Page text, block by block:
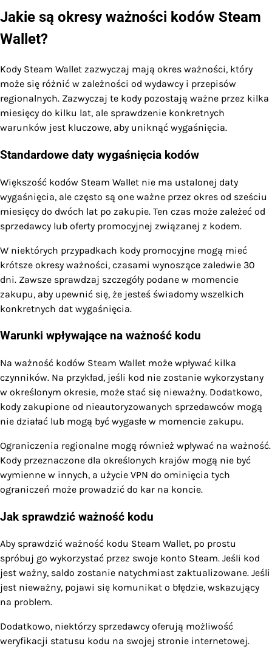
Jakie są okresy ważności kodów Steam
Wallet?
Kody Steam Wallet zazwyczaj mają okres ważności, który
może się różnić w zależności od wydawcy i przepisów
regionalnych. Zazwyczaj te kody pozostają ważne przez kilka
miesięcy do kilku lat, ale sprawdzenie konkretnych
warunków jest kluczowe, aby uniknąć wygaśnięcia.
Standardowe daty wygaśnięcia kodów
Większość kodów Steam Wallet nie ma ustalonej daty
wygaśnięcia, ale często są one ważne przez okres od sześciu
miesięcy do dwóch lat po zakupie. Ten czas może zależeć od
sprzedawcy lub oferty promocyjnej związanej z kodem.
W niektórych przypadkach kody promocyjne mogą mieć
krótsze okresy ważności, czasami wynoszące zaledwie 30
dni. Zawsze sprawdzaj szczegóły podane w momencie
zakupu, aby upewnić się, że jesteś świadomy wszelkich
konkretnych dat wygaśnięcia.
Warunki wpływające na ważność kodu
Na ważność kodów Steam Wallet może wpływać kilka
czynników. Na przykład, jeśli kod nie zostanie wykorzystany
w określonym okresie, może stać się nieważny. Dodatkowo,
kody zakupione od nieautoryzowanych sprzedawców mogą
nie działać lub mogą być wygasłe w momencie zakupu.
Ograniczenia regionalne mogą również wpływać na ważność.
Kody przeznaczone dla określonych krajów mogą nie być
wymienne w innych, a użycie VPN do ominięcia tych
ograniczeń może prowadzić do kar na koncie.
Jak sprawdzić ważność kodu
Aby sprawdzić ważność kodu Steam Wallet, po prostu
spróbuj go wykorzystać przez swoje konto Steam. Jeśli kod
jest ważny, saldo zostanie natychmiast zaktualizowane. Jeśli
jest nieważny, pojawi się komunikat o błędzie, wskazujący
na problem.
Dodatkowo, niektórzy sprzedawcy oferują możliwość
weryfikacji statusu kodu na swojej stronie internetowej.